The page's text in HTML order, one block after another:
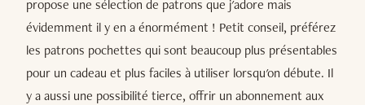
propose une sélection de patrons que j'adore mais
évidemment il y en a énormément ! Petit conseil, préférez
les patrons pochettes qui sont beaucoup plus présentables
pour un cadeau et plus faciles à utiliser lorsqu'on débute. Il
y a aussi une possibilité tierce, offrir un abonnement aux